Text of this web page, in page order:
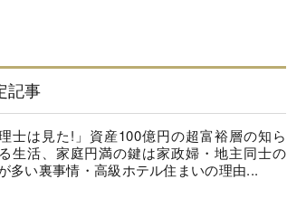
記事
理士は見た!」資産100億円の超富裕層の知ら
生活、家庭円満の鍵は家政婦・地主同士の
多い裏事情・高級ホテル住まいの理由...